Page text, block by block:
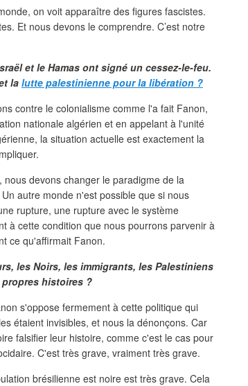
on voit apparaître des figures fascistes.
Et nous devons le comprendre. C’est notre
et le Hamas ont signé un cessez-le-feu.
la lutte palestinienne pour la libération ?
contre le colonialisme comme l'a fait Fanon,
nationale algérien et en appelant à l'unité
la situation actuelle est exactement la
devons changer le paradigme de la
autre monde n'est possible que si nous
rupture, une rupture avec le système
à cette condition que nous pourrons parvenir à
ce qu'affirmait Fanon.
les Noirs, les immigrants, les Palestiniens
histoires ?
s'oppose fermement à cette politique qui
étaient invisibles, et nous la dénonçons. Car
falsifier leur histoire, comme c'est le cas pour
C'est très grave, vraiment très grave.
brésilienne est noire est très grave. Cela